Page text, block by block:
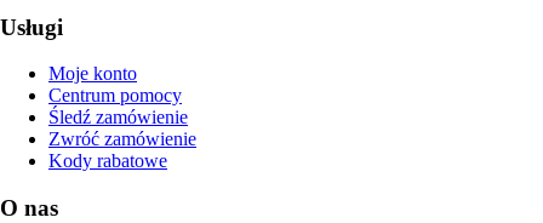
Usługi
Moje konto
Centrum pomocy
Śledź zamówienie
Zwróć zamówienie
Kody rabatowe
O nas